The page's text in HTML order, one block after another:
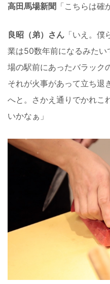
高田馬場新聞 「こちらは
良昭（弟）さん 「いえ。
業は50数年前になるみた
場の駅前にあったバラック
それが火事があって立ち退
へと。さかえ通りでかれこ
いかなぁ」